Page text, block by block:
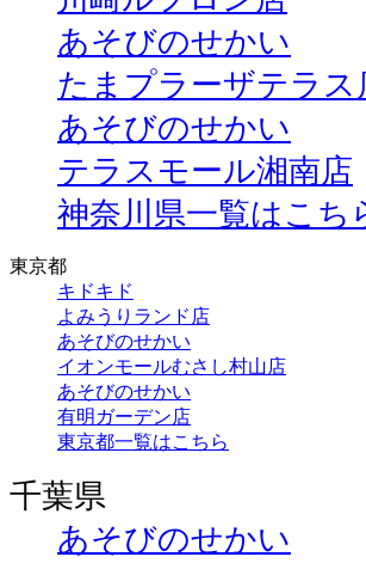
あそびのせかい
たまプラーザテラス
あそびのせかい
テラスモール湘南店
神奈川県一覧はこち
東京都
キドキド
よみうりランド店
あそびのせかい
イオンモールむさし村山店
あそびのせかい
有明ガーデン店
東京都一覧はこちら
千葉県
あそびのせかい